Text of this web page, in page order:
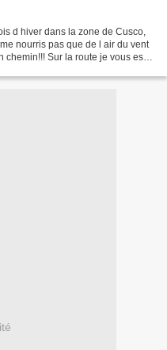
d hiver dans la zone de Cusco,
nourris pas que de l air du vent
chemin!!! Sur la route je vous est